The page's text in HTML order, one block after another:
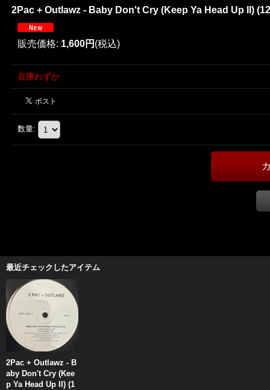
2Pac + Outlawz - Baby Don't Cry (Keep Ya Head Up II)
販売価格: 1,600円 (税込)
在庫わずか
数量:
最近チェックしたアイテム
2Pac + Outlawz - B
aby Don't Cry (Kee
p Ya Head Up II) (1